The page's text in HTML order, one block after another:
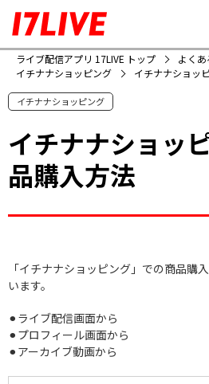
ライブ配信アプリ 17LIVE トップ
よく
イチナナショッピング
イチナナショッ
イチナナショッピング
イチナナショッ
品購入方法
「イチナナショッピング」での商品購
います。
⚫︎ライブ配信画面から
⚫︎プロフィール画面から
⚫︎アーカイブ動画から